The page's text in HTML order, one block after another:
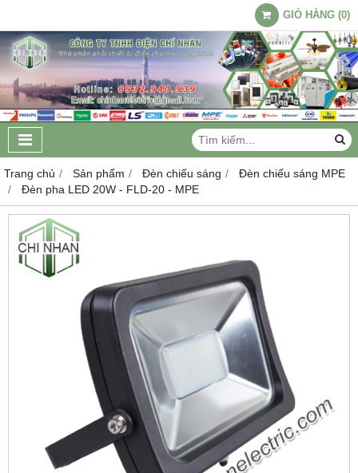
GIỎ HÀNG (0)
Trang chủ Sản phẩm Đèn chiếu sáng
Đèn chiếu sáng MPE
Đèn pha LED 20W - FLD-20 - MPE